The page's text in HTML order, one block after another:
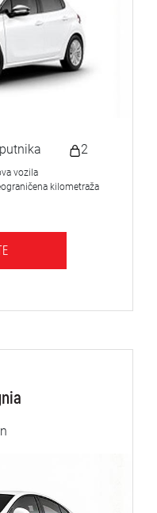
2
vozila
kilometraža